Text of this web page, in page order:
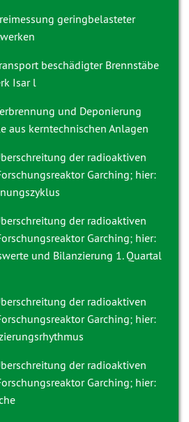
geringbelasteter
beschädigter Brennstäbe
Isar l
und Deponierung
aus kerntechnischen Anlagen
der radioaktiven
Garching; hier:
der radioaktiven
Garching; hier:
und Bilanzierung 1. Quartal
der radioaktiven
Garching; hier:
der radioaktiven
Garching; hier: